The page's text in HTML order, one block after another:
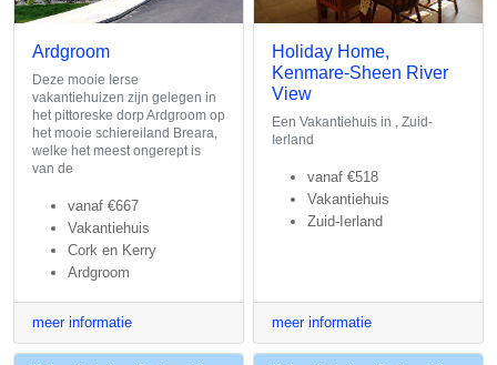
Ardgroom
Deze mooie Ierse
vakantiehuizen zijn gelegen in
het pittoreske dorp Ardgroom op
het mooie schiereiland Breara,
welke het meest ongerept is
van de
vanaf €667
Vakantiehuis
Cork en Kerry
Ardgroom
meer informatie
Holiday Home,
Kenmare-Sheen River
View
Een Vakantiehuis in , Zuid-
Ierland
vanaf €518
Vakantiehuis
Zuid-Ierland
meer informatie